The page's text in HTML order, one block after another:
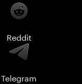
Reddit
Telegram